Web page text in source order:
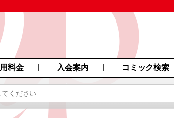
料金 入会案内 コミック検索